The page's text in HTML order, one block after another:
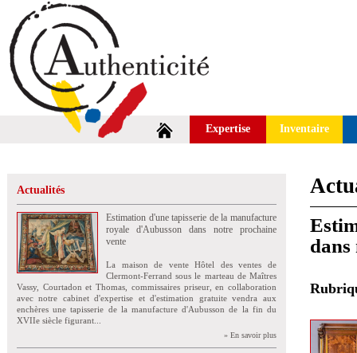
Expertise Inventaire
Actualités
Estimation d'une tapisserie de la manufacture
royale d'Aubusson dans notre prochaine
vente
La maison de vente Hôtel des ventes de
Clermont-Ferrand sous le marteau de Maîtres
Vassy, Courtadon et Thomas, commissaires priseur, en collaboration
avec notre cabinet d'expertise et d'estimation gratuite vendra aux
enchères une tapisserie de la manufacture d'Aubusson de la fin du
XVIIe siècle figurant...
» En savoir plus
dans